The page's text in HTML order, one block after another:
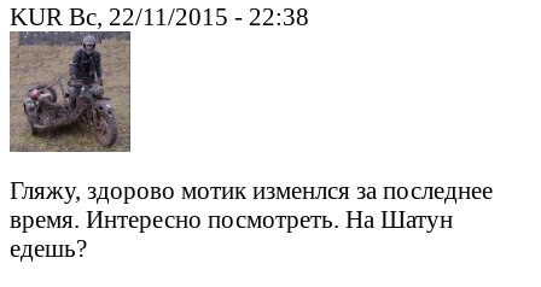
KUR Вс, 22/11/2015 - 22:38
Гляжу, здорово мотик изменлся за последнее
время. Интересно посмотреть. На Шатун
едешь?